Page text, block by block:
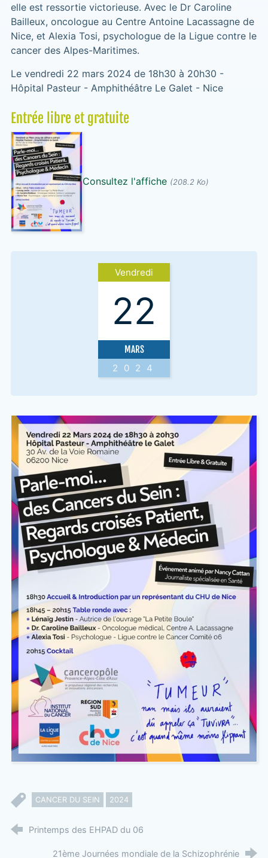
elle est ressortie victorieuse. Avec le Dr Caroline
Bailleux, oncologue au Centre Antoine Lacassagne de
Nice, et Alexia Tosi, psychologue de la Ligue contre le
cancer des Alpes-Maritimes.
Le vendredi 22 mars 2024 de 18h30 à 20h30 -
Hôpital Pasteur - Amphithéâtre Le Galet - Nice
Entrée libre et gratuite
Consultez l'affiche (208.2 Ko)
Vendredi
22
MARS
2024
CANCER DU SEIN 2024
Printemps des EHPAD du 06
21ème Journées mondiale de la Schizophrénie